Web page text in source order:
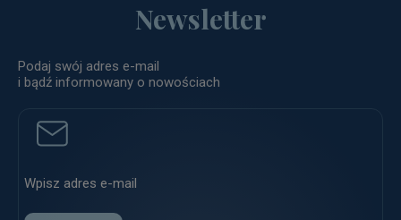
Newsletter
Podaj swój adres e-mail
i bądź informowany o nowościach